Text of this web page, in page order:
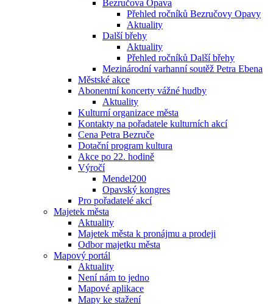
Bezručova Opava
Přehled ročníků Bezručovy Opavy
Aktuality
Další břehy
Aktuality
Přehled ročníků Další břehy
Mezinárodní varhanní soutěž Petra Ebena
Městské akce
Abonentní koncerty vážné hudby
Aktuality
Kulturní organizace města
Kontakty na pořadatele kulturních akcí
Cena Petra Bezruče
Dotační program kultura
Akce po 22. hodině
Výročí
Mendel200
Opavský kongres
Pro pořadatelé akcí
Majetek města
Aktuality
Majetek města k pronájmu a prodeji
Odbor majetku města
Mapový portál
Aktuality
Není nám to jedno
Mapové aplikace
Mapy ke stažení